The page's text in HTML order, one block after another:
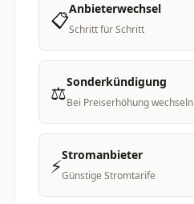
📋Anbieterwechsel
Schritt für Schritt
⚖️Sonderkündigung
Bei Preiserhöhung wechseln
⚡Stromanbieter
Günstige Stromtarife